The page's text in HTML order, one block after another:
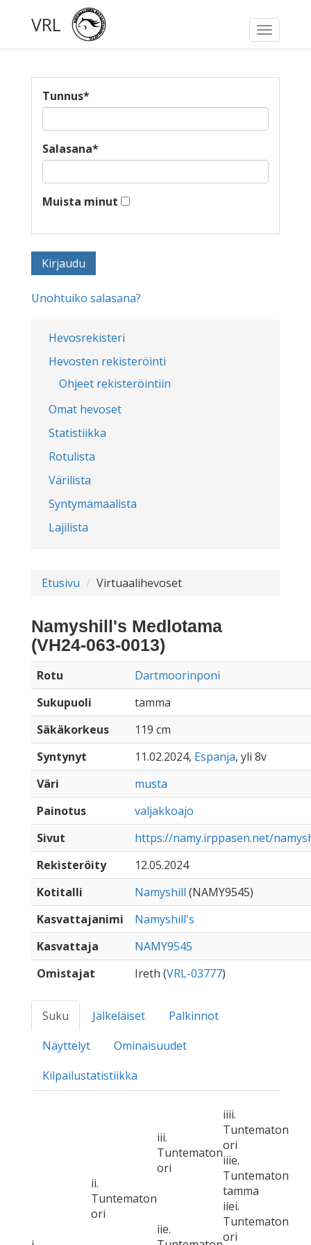
Toggle
VRL
Hevosrekisteri
Hevosten rekisteröinti
Ohjeet rekisteröintiin
Omat hevoset
Statistiikka
Rotulista
Värilista
Syntymämaalista
Lajilista
Tunnus*
Salasana*
Muista minut
Unohtuiko salasana?
Etusivu Virtuaalihevoset
Namyshill's Medlotama
(VH24-063-0013)
Rotu
Dartmoorinponi
Sukupuoli
tamma
Säkäkorkeus
119 cm
Syntynyt
11.02.2024, Espanja, yli 8v
Väri
musta
Painotus
valjakkoajo
Sivut
https://namy.irppasen.net/
Rekisteröity
12.05.2024
Kotitalli
Namyshill (NAMY9545)
Kasvattajanimi
Namyshill's
Kasvattaja
NAMY9545
Omistajat
Ireth (VRL-03777)
Suku Jälkeläiset
Palkinnot
Näyttelyt
Ominaisuudet
Kilpailustatistiikka
ii.
Tuntematon
ori
iii.
Tuntematon
ori
iiii.
Tuntematon
ori
iiie.
Tuntematon
tamma
iie.
iiei.
Tuntematon
ori